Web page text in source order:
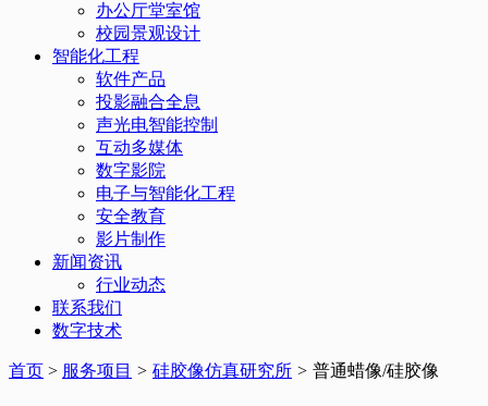
办公厅堂室馆
校园景观设计
智能化工程
软件产品
投影融合全息
声光电智能控制
互动多媒体
数字影院
电子与智能化工程
安全教育
影片制作
新闻资讯
行业动态
联系我们
数字技术
首页 > 服务项目 > 硅胶像仿真研究所 > 普通蜡像/硅胶像